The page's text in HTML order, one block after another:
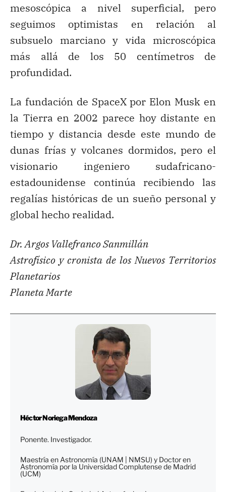
mesoscópica a nivel superficial, pero
seguimos optimistas en relación al
subsuelo marciano y vida microscópica
más allá de los 50 centímetros de
profundidad.
La fundación de SpaceX por Elon Musk en
la Tierra en 2002 parece hoy distante en
tiempo y distancia desde este mundo de
dunas frías y volcanes dormidos, pero el
visionario ingeniero sudafricano-
estadounidense continúa recibiendo las
regalías históricas de un sueño personal y
global hecho realidad.
Dr. Argos Vallefranco Sanmillán
Astrofísico y cronista de los Nuevos Territorios
Planetarios
Planeta Marte
Héctor Noriega Mendoza
Ponente. Investigador.
Maestría en Astronomía (UNAM | NMSU) y Doctor en
Astronomía por la Universidad Complutense de Madrid
(UCM)